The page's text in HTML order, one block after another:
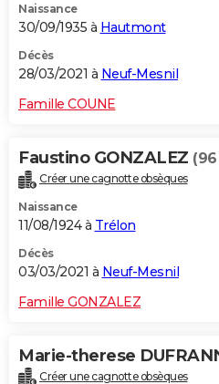
Naissance
30/09/1935 à Hautmont
Décès
28/03/2021 à Neuf-Mesnil
Famille COUNE
Faustino GONZALEZ
Créer une cagnotte obsèques
Naissance
11/08/1924 à Trélon
Décès
03/03/2021 à Neuf-Mesnil
Famille GONZALEZ
Marie-therese
Créer une cagnotte obsèques